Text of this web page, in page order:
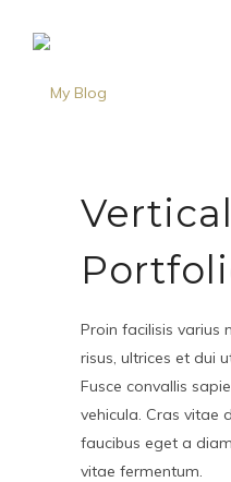
Proin facilisis varius
risus, ultrices et dui
Fusce convallis
vehicula. Cras vitae
faucibus eget a
vitae fermentum.